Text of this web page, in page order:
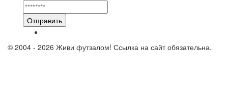
Отправить
© 2004 - 2026 Живи футзалом! Ссылка на сайт обязательна.